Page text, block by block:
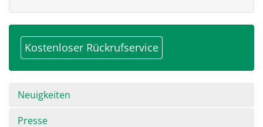
Kostenloser Rückrufservice
Navigation
überspringen
Neuigkeiten
Presse